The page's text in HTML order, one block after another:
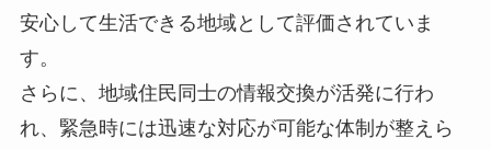
安心して生活できる地域として評価されていま
す。
さらに、地域住民同士の情報交換が活発に行わ
れ、緊急時には迅速な対応が可能な体制が整えら